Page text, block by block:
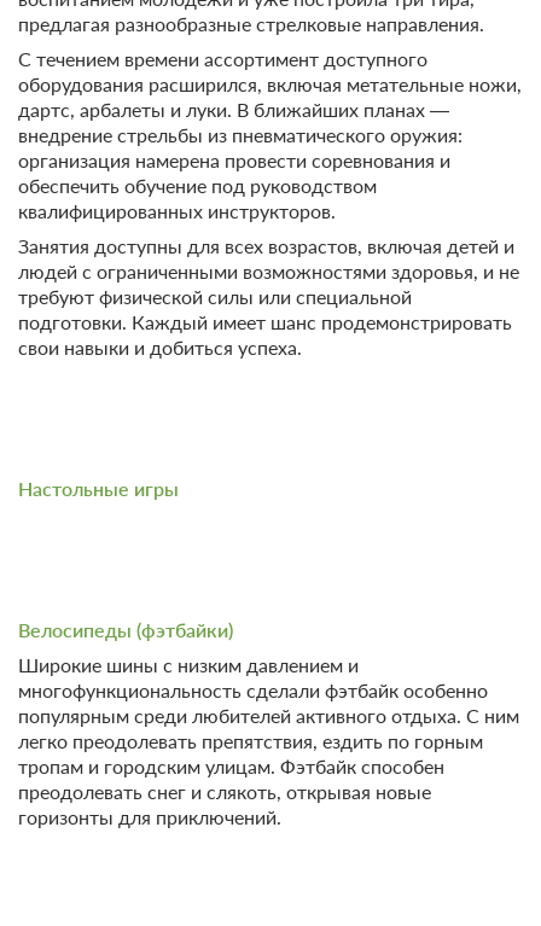
предлагая разнообразные стрелковые направления.
С течением времени ассортимент доступного
оборудования расширился, включая метательные ножи,
дартс, арбалеты и луки. В ближайших планах —
внедрение стрельбы из пневматического оружия:
организация намерена провести соревнования и
обеспечить обучение под руководством
квалифицированных инструкторов.
Занятия доступны для всех возрастов, включая детей и
людей с ограниченными возможностями здоровья, и не
требуют физической силы или специальной
подготовки. Каждый имеет шанс продемонстрировать
свои навыки и добиться успеха.
Настольные игры
Велосипеды (фэтбайки)
Широкие шины с низким давлением и
многофункциональность сделали фэтбайк особенно
популярным среди любителей активного отдыха. С ним
легко преодолевать препятствия, ездить по горным
тропам и городским улицам. Фэтбайк способен
преодолевать снег и слякоть, открывая новые
горизонты для приключений.